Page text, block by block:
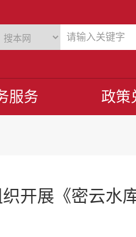
服务 政策
开展《密云水